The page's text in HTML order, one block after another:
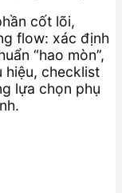
cốt lõi,
flow: xác định
“hao mòn”,
hiệu, checklist
lựa chọn phụ